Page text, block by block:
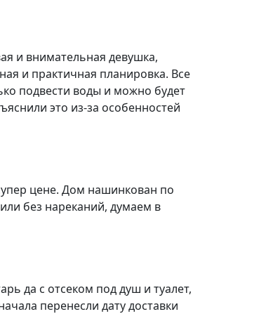
и внимательная девушка,
и практичная планировка. Все
подвести воды и можно будет
это из-за особенностей
цене. Дом нашинкован по
без нареканий, думаем в
да с отсеком под душ и туалет,
перенесли дату доставки